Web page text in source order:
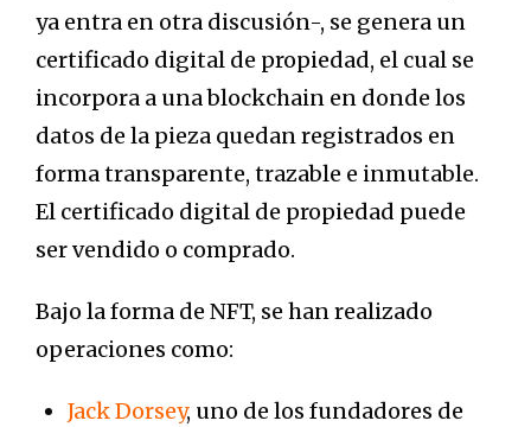
ya entra en otra discusión-, se genera un
certificado digital de propiedad, el cual se
incorpora a una blockchain en donde los
datos de la pieza quedan registrados en
forma transparente, trazable e inmutable.
El certificado digital de propiedad puede
ser vendido o comprado.
Bajo la forma de NFT, se han realizado
operaciones como:
Jack Dorsey, uno de los fundadores de